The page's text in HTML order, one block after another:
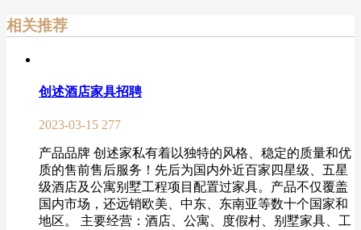
相关推荐
创述酒店家具招聘
2023-03-15 277
产品品牌 创述家私有着以独特的风格、稳定的质量和优
质的售前售后服务！先后为国内外近百家四星级、五星
级酒店及公寓别墅工程项目配置过家具。产品不仅覆盖
国内市场，还远销欧美、中东、东南亚等数十个国家和
地区。 主要经营：酒店、公寓、度假村、别墅家具、工